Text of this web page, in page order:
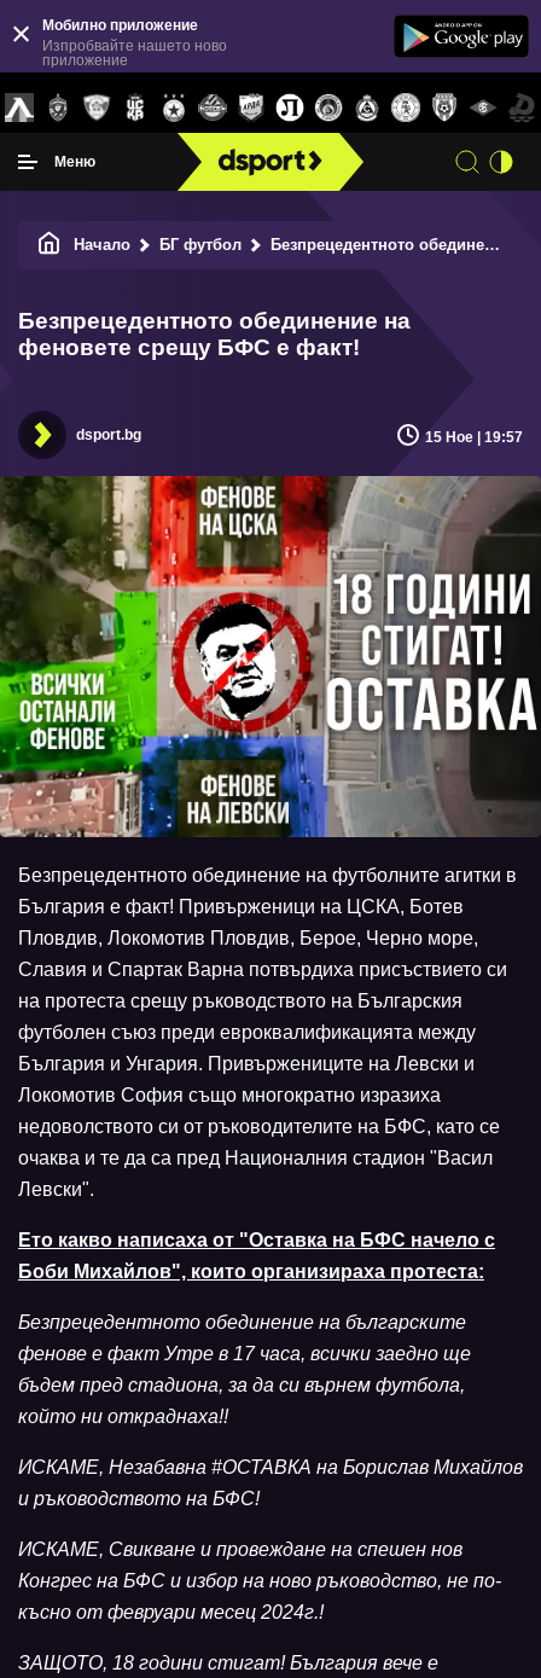
Мобилно приложение
Изпробвайте нашето ново
приложение
Меню
Начало БГ футбол Безпрецедентното обединение на феновете срещу БФС е факт!
Безпрецедентното обединение на
феновете срещу БФС е факт!
dsport.bg 15 Ное | 19:57
Безпрецедентното обединение на футболните агитки в
България е факт! Привърженици на ЦСКА, Ботев
Пловдив, Локомотив Пловдив, Берое, Черно море,
Славия и Спартак Варна потвърдиха присъствието си
на протеста срещу ръководството на Българския
футболен съюз преди евроквалификацията между
България и Унгария. Привържениците на Левски и
Локомотив София също многократно изразиха
недоволството си от ръководителите на БФС, като се
очаква и те да са пред Националния стадион "Васил
Левски".
Ето какво написаха от "Оставка на БФС начело с
Боби Михайлов", които организираха протеста:
Безпрецедентното обединение на българските
фенове е факт Утре в 17 часа, всички заедно ще
бъдем пред стадиона, за да си върнем футбола,
който ни откраднаха!!
ИСКАМЕ, Незабавна #ОСТАВКА на Борислав Михайлов
и ръководството на БФС!
ИСКАМЕ, Свикване и провеждане на спешен нов
Конгрес на БФС и избор на ново ръководство, не по-
късно от февруари месец 2024г.!
ЗАЩОТО, 18 години стигат! България вече е